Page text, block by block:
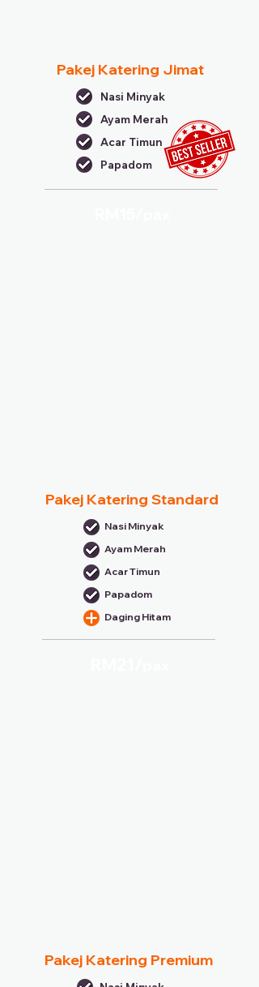
Pakej Katering Jimat
Nasi Minyak
Ayam Merah
Acar Timun
Papadom
Pakej Katering Standard
Nasi Minyak
Ayam Merah
Acar Timun
Papadom
Daging Hitam
Pakej Katering Premium